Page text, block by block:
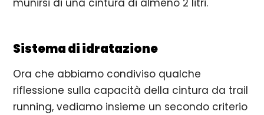
munirsi di una cintura di almeno 2 litri.
Sistema di idratazione
Ora che abbiamo condiviso qualche
riflessione sulla capacità della cintura da trail
running, vediamo insieme un secondo criterio